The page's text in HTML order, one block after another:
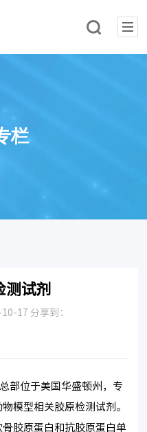
栏
试剂
17 分享到：
部位于美国华盛顿州，专
模型相关胶原检测试剂。
胶原蛋白和抗胶原蛋白单